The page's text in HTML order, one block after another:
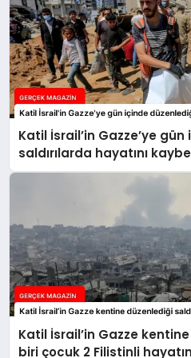
Katil İsrail’in Gazze’ye
saldırılarda hayatını
yükseldi
Katil İsrail’in Gazze
biri çocuk 2 Filistinli